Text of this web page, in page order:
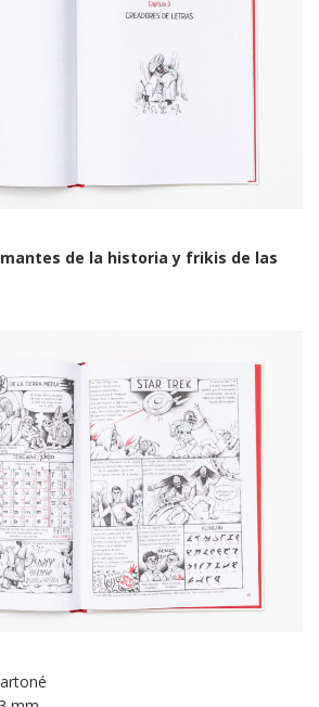
de la historia y frikis de las